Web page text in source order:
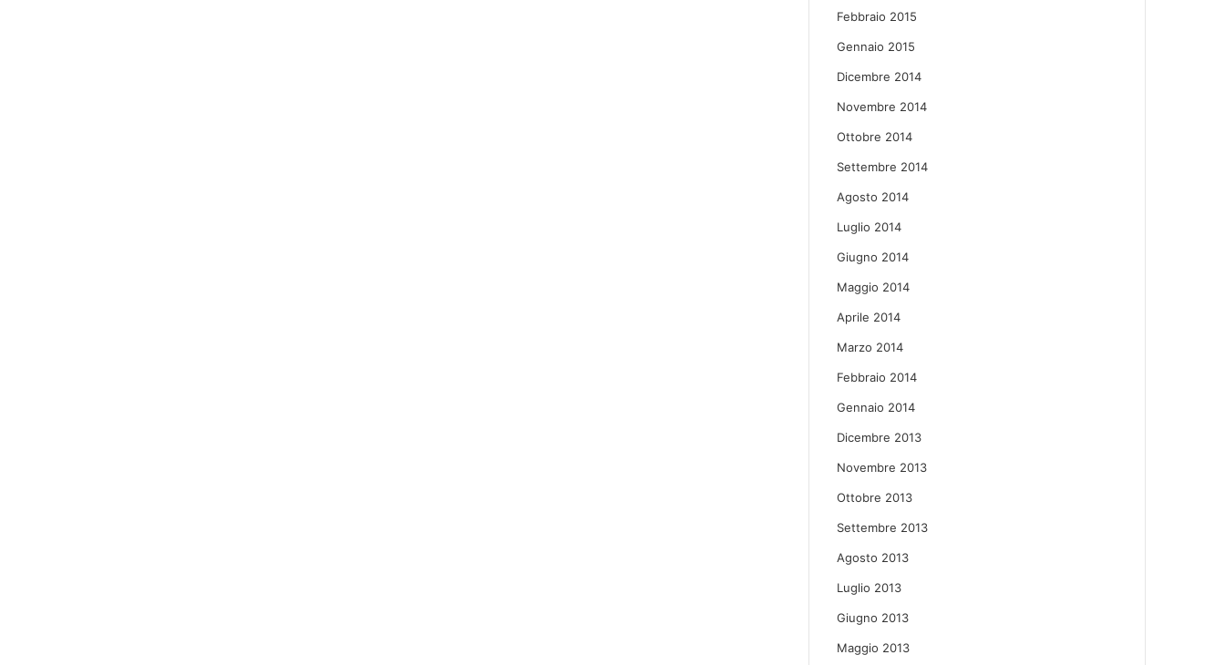
Febbraio 2015
Gennaio 2015
Dicembre 2014
Novembre 2014
Ottobre 2014
Settembre 2014
Agosto 2014
Luglio 2014
Giugno 2014
Maggio 2014
Aprile 2014
Marzo 2014
Febbraio 2014
Gennaio 2014
Dicembre 2013
Novembre 2013
Ottobre 2013
Settembre 2013
Agosto 2013
Luglio 2013
Giugno 2013
Maggio 2013